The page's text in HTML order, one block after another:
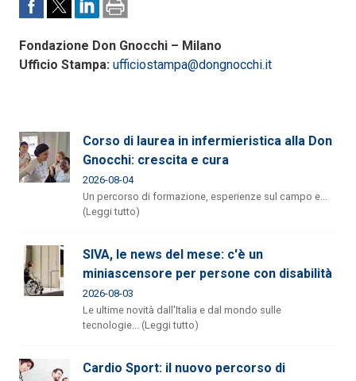
Fondazione Don Gnocchi – Milano
Ufficio Stampa: ufficiostampa@dongnocchi.it
Corso di laurea in infermieristica alla Don
Gnocchi: crescita e cura
2026-08-04
Un percorso di formazione, esperienze sul campo e...
(Leggi tutto)
SIVA, le news del mese: c'è un
miniascensore per persone con disabilità
2026-08-03
Le ultime novità dall'Italia e dal mondo sulle
tecnologie... (Leggi tutto)
Cardio Sport: il nuovo percorso di